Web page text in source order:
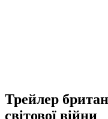
Трейлер
світової війни